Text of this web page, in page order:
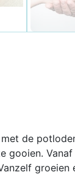
de
gooien.